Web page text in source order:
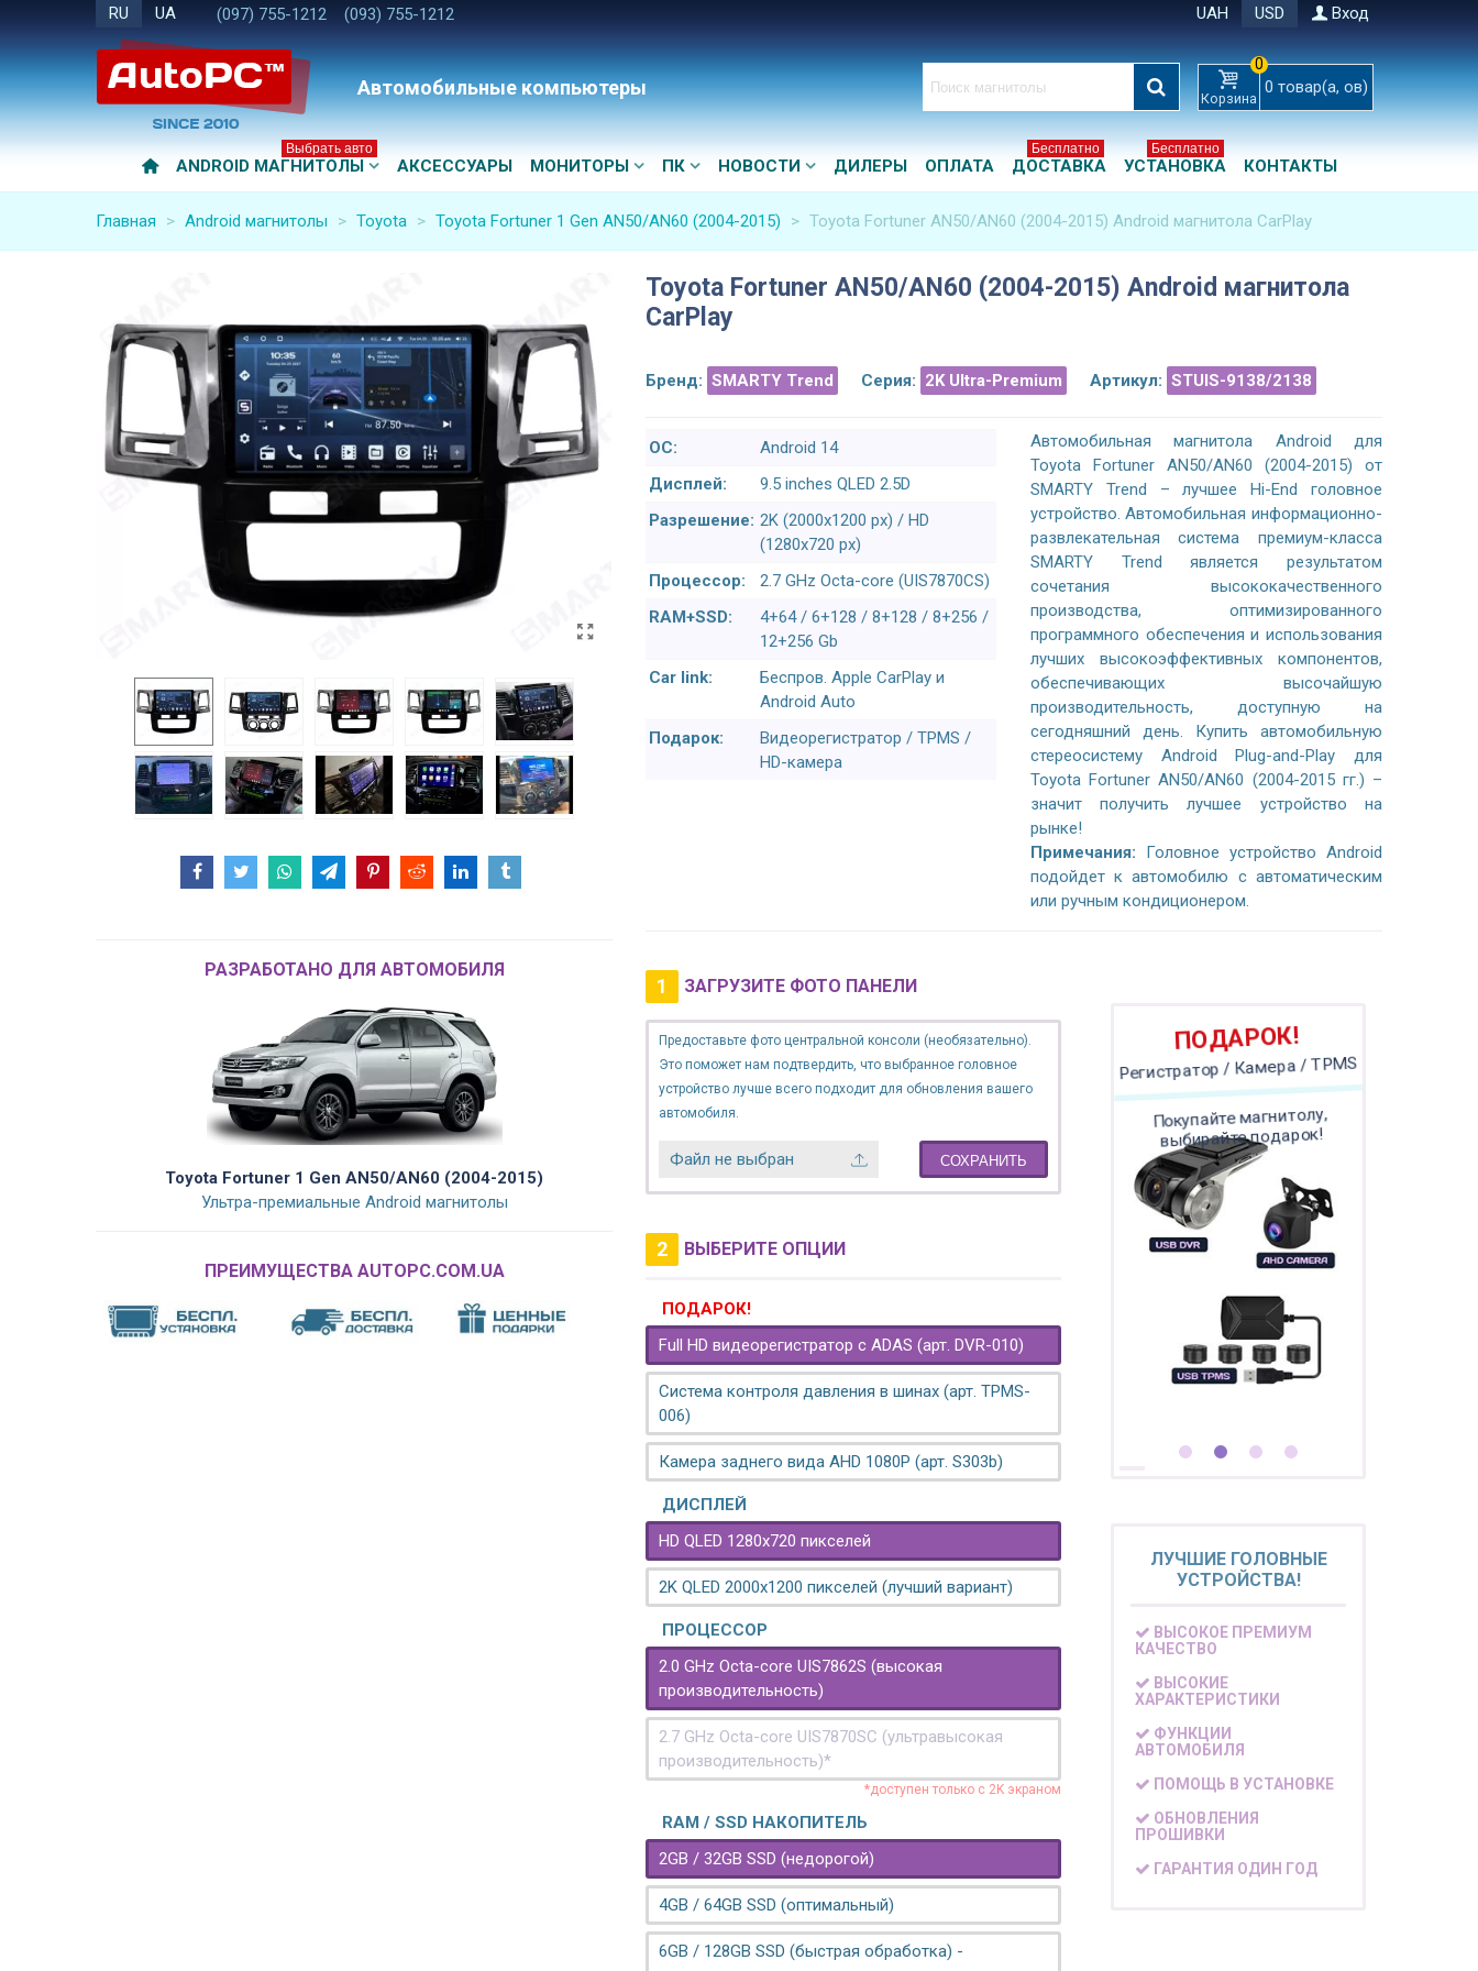
RU UA (097) 755-1212 (093) 755-1212 UAH USD Вход
Автомобильные компьютеры Корзина
0
0 товар(а, ов)
ANDROID МАГНИТОЛЫ
Выбрать авто
АКСЕССУАРЫ МОНИТОРЫ ПК НОВОСТИ ДИЛЕРЫ ОПЛАТА ДОСТАВКА
Бесплатно
УСТАНОВКА
Бесплатно
КОНТАКТЫ
Главная > Android магнитолы > Toyota > Toyota Fortuner 1 Gen AN50/AN60 (2004-2015) > Toyota Fortuner AN50/AN60 (2004-2015) Android магнитола CarPlay
РАЗРАБОТАНО ДЛЯ АВТОМОБИЛЯ
Toyota Fortuner 1 Gen AN50/AN60 (2004-2015)
Ультра-премиальные Android магнитолы
ПРЕИМУЩЕСТВА AUTOPC.COM.UA
Toyota Fortuner AN50/AN60 (2004-2015) Android магнитола
CarPlay
Бренд: SMARTY Trend Серия: 2K Ultra-Premium Артикул: STUIS-9138/2138
ОС:
Android 14
Дисплей:
9.5 inches QLED 2.5D
Разрешение: 2K (2000x1200 px) / HD
(1280x720 px)
Процессор:
2.7 GHz Octa-core (UIS7870CS)
RAM+SSD:
4+64 / 6+128 / 8+128 / 8+256 /
12+256 Gb
Car link:
Беспров. Apple CarPlay и
Android Auto
Подарок:
Видеорегистратор / TPMS /
HD-камера
Автомобильная магнитола Android для
Toyota Fortuner AN50/AN60 (2004-2015) от
SMARTY Trend – лучшее Hi-End головное
устройство. Автомобильная информационно-
развлекательная система премиум-класса
SMARTY Trend является результатом
сочетания высококачественного
производства, оптимизированного
программного обеспечения и использования
лучших высокоэффективных компонентов,
обеспечивающих высочайшую
производительность, доступную на
сегодняшний день. Купить автомобильную
стереосистему Android Plug-and-Play для
Toyota Fortuner AN50/AN60 (2004-2015 гг.) –
значит получить лучшее устройство на
рынке!
Примечания: Головное устройство Android
подойдет к автомобилю с автоматическим
или ручным кондиционером.
1 ЗАГРУЗИТЕ ФОТО ПАНЕЛИ
Предоставьте фото центральной консоли (необязательно).
Это поможет нам подтвердить, что выбранное головное
устройство лучше всего подходит для обновления вашего
автомобиля.
Файл не выбран СОХРАНИТЬ
2 ВЫБЕРИТЕ ОПЦИИ
ПОДАРОК!
Full HD видеорегистратор с ADAS (арт. DVR-010)
Система контроля давления в шинах (арт. TPMS-
006)
Камера заднего вида AHD 1080P (арт. S303b)
ДИСПЛЕЙ
HD QLED 1280x720 пикселей
2K QLED 2000х1200 пикселей (лучший вариант)
ПРОЦЕССОР
2.0 GHz Octa-core UIS7862S (высокая
производительность)
2.7 GHz Octa-core UIS7870SC (ультравысокая
производительность)*
*доступен только с 2K экраном
RAM / SSD НАКОПИТЕЛЬ
2GB / 32GB SSD (недорогой)
4GB / 64GB SSD (оптимальный)
6GB / 128GB SSD (быстрая обработка) -
ПОДАРОК!
Регистратор / Камера / TPMS
Покупайте магнитолу,
выбирайте подарок!
ЛУЧШИЕ ГОЛОВНЫЕ
УСТРОЙСТВА!
ВЫСОКОЕ ПРЕМИУМ
КАЧЕСТВО
ВЫСОКИЕ
ХАРАКТЕРИСТИКИ
ФУНКЦИИ
АВТОМОБИЛЯ
ПОМОЩЬ В УСТАНОВКЕ
ОБНОВЛЕНИЯ
ПРОШИВКИ
ГАРАНТИЯ ОДИН ГОД